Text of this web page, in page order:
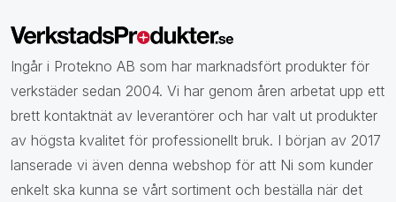
Ingår i Protekno AB som har marknadsfört produkter för
verkstäder sedan 2004. Vi har genom åren arbetat upp ett
brett kontaktnät av leverantörer och har valt ut produkter
av högsta kvalitet för professionellt bruk. I början av 2017
lanserade vi även denna webshop för att Ni som kunder
enkelt ska kunna se vårt sortiment och beställa när det